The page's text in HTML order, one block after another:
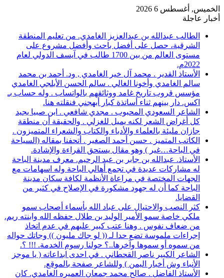
الخميس, أغسطس 6 2026
أخبار عاجلة
الطالب عبدالله بن عبدالعزيز الغامدي. من تعليم المنطقة
الشرقية، حصل على أفضل باحث وأفضل مشروع على
مستوى العالم من بين 1700 طالب في آيسف الدولي لعام
2022م.
الأستاذ القدير . محمد آل خير الغامدي , ود. أحمد بن محمد
سالم الغامدي وأخونا الغالي . سالم الحسن الأبلجي الغامدي
مؤسس قروب تاريخ غامد ووثائقهم بالواتساب . وله حساب بـ
اكس. دار بينهم ثناء أساتذة كبار أبهجني فنقلته هنا.
الشاعر السعودي المحبوب . مجدي شافعي . ابن صبيا يجيد
كل أغراض الشعر لكنه يميل للغزلي . والحقيقة أن منطقة
جازان مليئة بالعلماء والأدباء والكتاب والشعراء المتميزون .
الكاتب المتميز . حسن أحمد الصغير . أتحفنا بمقاله (السياحة
في الباحة…غير ) وهو مقال يستحق القراءة والإشادة.
الأستاذ. عبدالله بن جابر بن عبد الرحيم. معرف مدينة الباحة
له مشاركات عديدة في تجمع أهالي الباحة وله اسهامات مع
الجهات المختصة في مراعاة الأنظمة لكافة سكان مدينة
الباحة كما أن له جهود مشكورة في الإصلاح في كثير من
القضايا.
كثر النصب والاحتيال على عباد الله بأسماء أصحاب سمو
ملكي خاصة سمو الأمير الوليد بن طلال حفظه الله وابنته ريم.
من ضعاف نفوس . وهنا عتب كبير عليهم في عدم اتخاذ
إجراءات ملموسة تضع حدا لـ (( لو جاك مليون )) وجاتك حواله
من سموه أو سموها وآخرها..؟ حولنا رسوم الخدمة. !!! ؟.
الشاعر الكبير ناصر القحطاني . في احدى ابداعاته ( يا موجز
الأنباء وش أخبار اليمن ) وللشاعر صفحة بالموقع.
الأستاذ الفاضل . صالح محمد جمعان العميره الغامدي. كان